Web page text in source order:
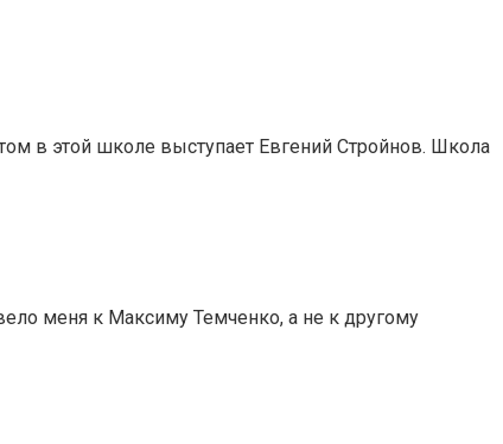
в этой школе выступает Евгений Стройнов. Школа
меня к Максиму Темченко, а не к другому